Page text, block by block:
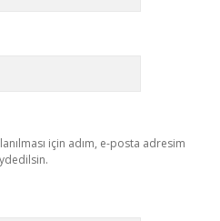
için adım, e-posta adresim